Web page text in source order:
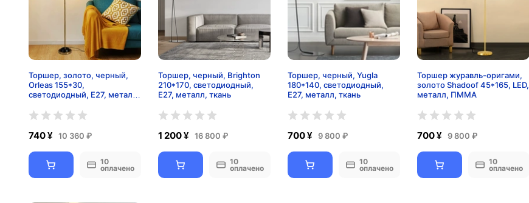
Торшер, золото, черный,
Orleas 155*30,
светодиодный, Е27, металл,
740 ¥ 10 360 ₽
10
оплачено
Торшер, черный, Brighton
210*170, светодиодный,
Е27, металл, ткань
1 200 ¥ 16 800 ₽
10
оплачено
Торшер, черный, Yugla
180*140, светодиодный,
E27, металл, ткань
700 ¥ 9 800 ₽
10
оплачено
Торшер журавль-оригами,
золото Shadoof 45*165, LED,
металл, ПММА
700 ¥ 9 800 ₽
10
оплачено